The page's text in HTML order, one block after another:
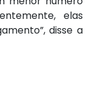
elas
disse a